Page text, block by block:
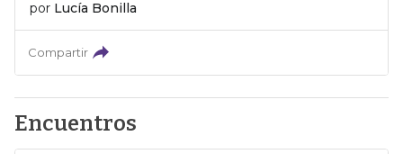
por Lucía Bonilla
Compartir
Encuentros